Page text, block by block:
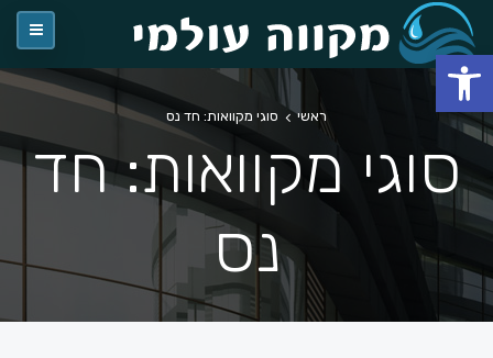
ראשי סוגי מקוואות: חד נס
סוגי מקוואות: חד
נס
פתח סרגל נגישות